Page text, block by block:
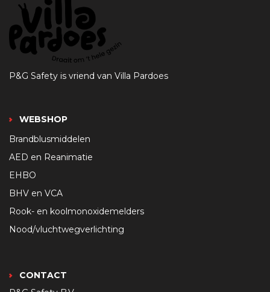
P&G Safety is vriend van Villa Pardoes
WEBSHOP
Brandblusmiddelen
AED en Reanimatie
EHBO
BHV en VCA
Rook- en koolmonoxidemelders
Nood/vluchtwegverlichting
CONTACT